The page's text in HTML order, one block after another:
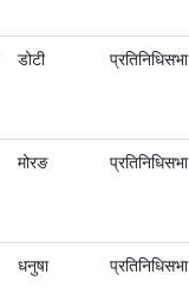
डोटी प्रतिनिधिसभा
मोरङ प्रतिनिधिसभा
धनुषा प्रतिनिधिसभा